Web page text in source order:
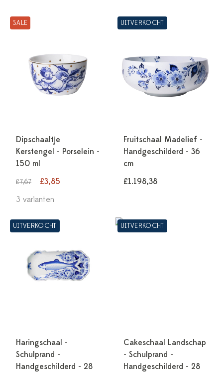
SALE
Dipschaaltje
Kerstengel - Porselein -
150 ml
£7,67
£3,85
3 varianten
UITVERKOCHT
Fruitschaal Madelief -
Handgeschilderd - 36
cm
£1.198,38
UITVERKOCHT
Haringschaal -
Schulprand -
Handgeschilderd - 28
UITVERKOCHT
Cakeschaal Landschap
- Schulprand -
Handgeschilderd - 28